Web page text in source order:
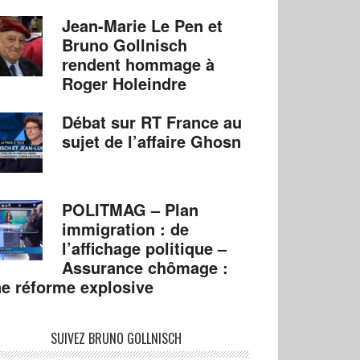
Jean-Marie Le Pen et
Bruno Gollnisch
rendent hommage à
Roger Holeindre
Débat sur RT France au
sujet de l’affaire Ghosn
POLITMAG – Plan
immigration : de
l’affichage politique –
Assurance chômage :
réforme explosive
SUIVEZ BRUNO GOLLNISCH